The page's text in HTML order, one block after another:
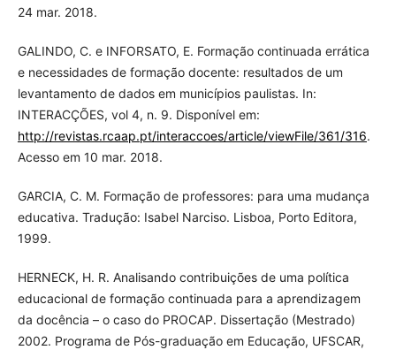
24 mar. 2018.
GALINDO, C. e INFORSATO, E. Formação continuada errática
e necessidades de formação docente: resultados de um
levantamento de dados em municípios paulistas. In:
INTERACÇÕES, vol 4, n. 9. Disponível em:
http://revistas.rcaap.pt/interaccoes/article/viewFile/361/316.
Acesso em 10 mar. 2018.
GARCIA, C. M. Formação de professores: para uma mudança
educativa. Tradução: Isabel Narciso. Lisboa, Porto Editora,
1999.
HERNECK, H. R. Analisando contribuições de uma política
educacional de formação continuada para a aprendizagem
da docência – o caso do PROCAP. Dissertação (Mestrado)
2002. Programa de Pós-graduação em Educação, UFSCAR,